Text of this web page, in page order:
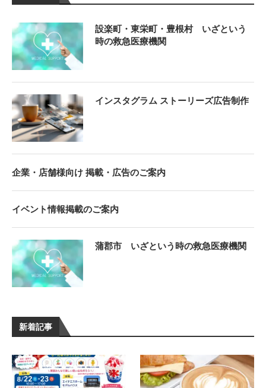
新着記事
設楽町・東栄町・豊根村 いざという
時の救急医療機関
インスタグラム ストーリーズ広告制作
企業・店舗様向け 掲載・広告のご案内
イベント情報掲載のご案内
蒲郡市 いざという時の救急医療機関